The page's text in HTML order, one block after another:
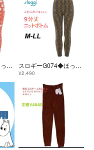
スロギーG074◆ほっとアイテム(ニット柄) ◆9分丈ニットパンツ◆オレンジ スロギーG074◆ほっとアイテム(ニット柄) ◆9分丈ニットパンツ◆グレー
¥2,490